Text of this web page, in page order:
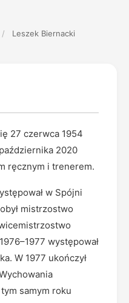
/ Leszek Biernacki
27 czerwca 1954
2020
ręcznym i trenerem.
w Spójni
mistrzostwo
występował
W 1977 ukończył
samym roku